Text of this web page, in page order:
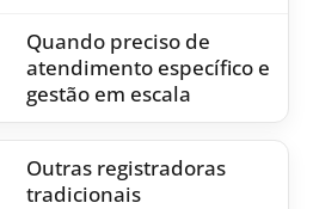
Quando preciso de
atendimento específico e
gestão em escala
Outras registradoras
tradicionais